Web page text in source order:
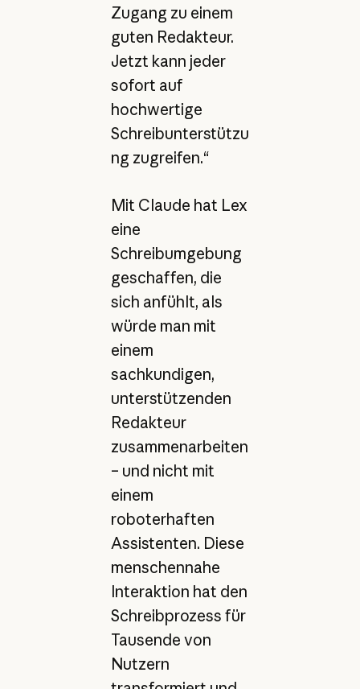
Zugang zu einem
guten Redakteur.
Jetzt kann jeder
sofort auf
hochwertige
Schreibunterstützu
ng zugreifen.“
Mit Claude hat Lex
eine
Schreibumgebung
geschaffen, die
sich anfühlt, als
würde man mit
einem
sachkundigen,
unterstützenden
Redakteur
zusammenarbeiten
– und nicht mit
einem
roboterhaften
Assistenten. Diese
menschennahe
Interaktion hat den
Schreibprozess für
Tausende von
Nutzern